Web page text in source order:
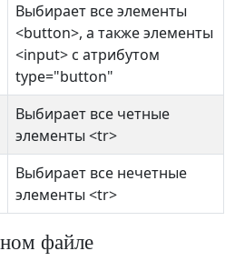
Выбирает все элементы
<button>, а также элементы
<input> с атрибутом
type="button"
Выбирает все четные
элементы <tr>
Выбирает все нечетные
элементы <tr>
файле